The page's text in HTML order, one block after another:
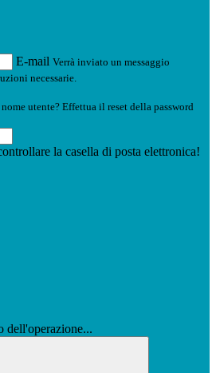
E-mail Verrà inviato un messaggio
necessarie.
utente? Effettua il reset della password
la casella di posta elettronica!
dell'operazione...